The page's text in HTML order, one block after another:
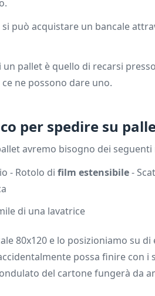
può acquistare un bancale
pallet è quello di recarsi
ne possono dare uno.
per spedire su
avremo bisogno dei seguenti
- Rotolo di film estensibile-
di una lavatrice
80x120 e lo posizioniamo su di
possa finire con
del cartone fungerà da